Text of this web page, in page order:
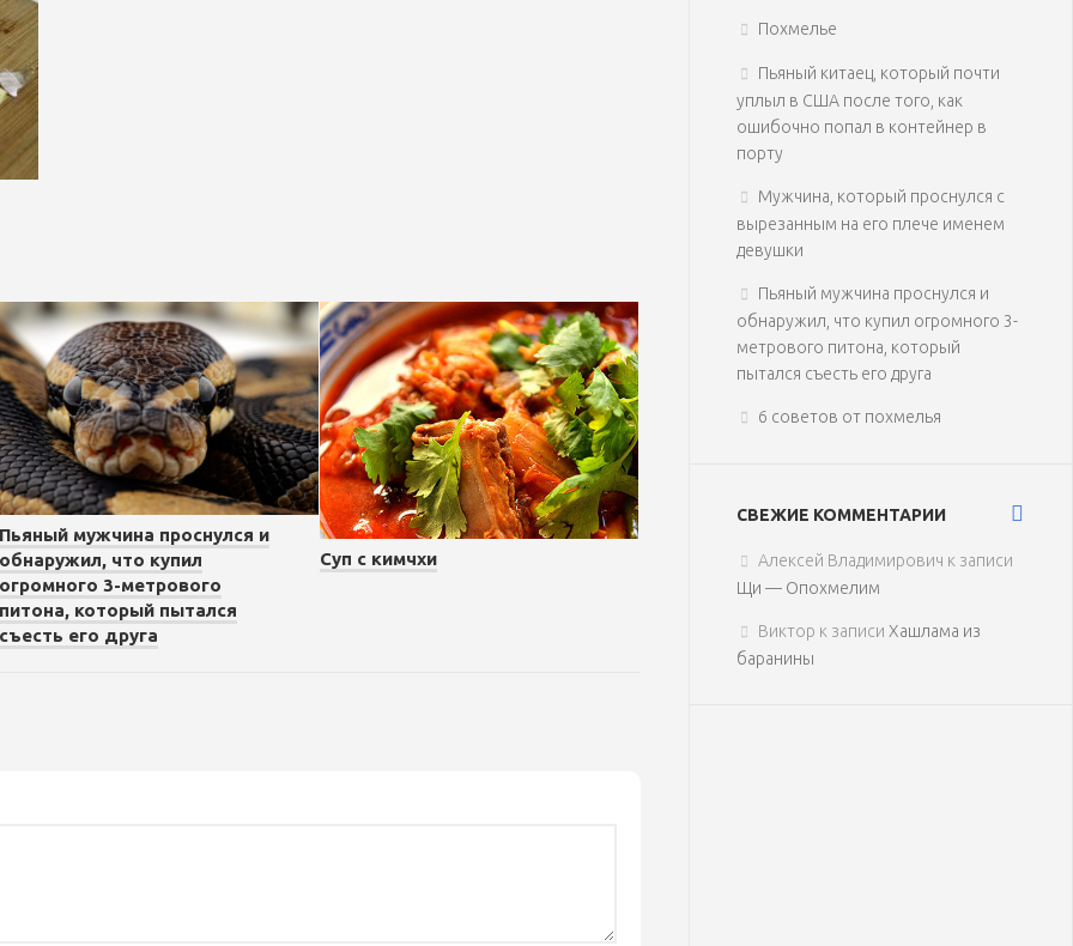
Пьяный мужчина проснулся и
обнаружил, что купил
огромного 3-метрового
питона, который пытался
съесть его друга
Суп с кимчхи
Похмелье
Пьяный китаец, который почти
уплыл в США после того, как
ошибочно попал в контейнер в
порту
Мужчина, который проснулся с
вырезанным на его плече именем
девушки
Пьяный мужчина проснулся и
обнаружил, что купил огромного 3-
метрового питона, который
пытался съесть его друга
6 советов от похмелья
СВЕЖИЕ КОММЕНТАРИИ
Алексей Владимирович к записи
Щи — Опохмелим
Виктор к записи Хашлама из
баранины